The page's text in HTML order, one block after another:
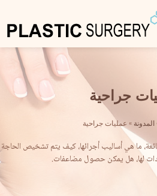
جراحية
المدونة » عمليات جراحية
ما هي أساليب أجرائها، كيف يتم تشخيص الحاجة
لها، هل يمكن حصول مضاعفات.